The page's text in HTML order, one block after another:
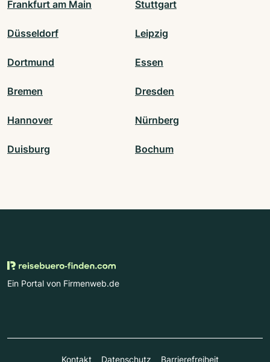
Frankfurt am Main Stuttgart
Düsseldorf Leipzig
Dortmund Essen
Bremen Dresden
Hannover Nürnberg
Duisburg Bochum
Ein Portal von Firmenweb.de
Kontakt Datenschutz Barrierefreiheit